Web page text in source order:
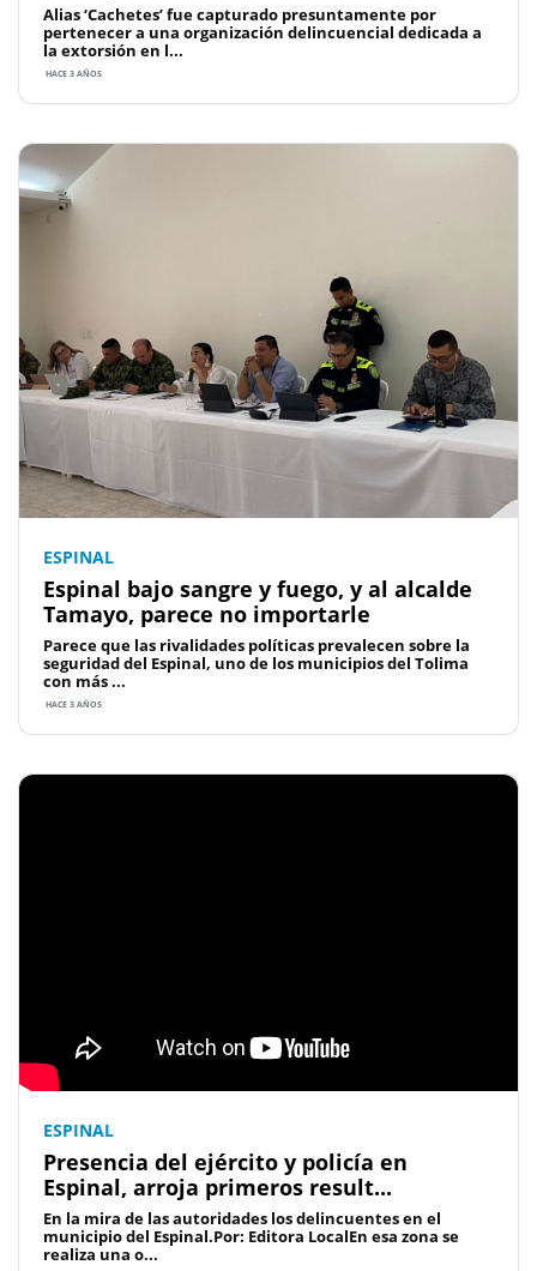
Alias ‘Cachetes’ fue capturado presuntamente por
pertenecer a una organización delincuencial dedicada a
la extorsión en l...
HACE 3 AÑOS
ESPINAL
Espinal bajo sangre y fuego, y al alcalde
Tamayo, parece no importarle
Parece que las rivalidades políticas prevalecen sobre la
seguridad del Espinal, uno de los municipios del Tolima
con más ...
HACE 3 AÑOS
ESPINAL
Presencia del ejército y policía en
Espinal, arroja primeros result...
En la mira de las autoridades los delincuentes en el
municipio del Espinal.Por: Editora LocalEn esa zona se
realiza una o...